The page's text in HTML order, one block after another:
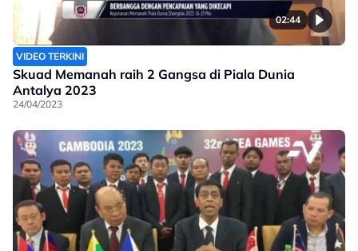
02:44
VIDEO TERKINI
Skuad Memanah raih 2 Gangsa di Piala Dunia
Antalya 2023
24/04/2023